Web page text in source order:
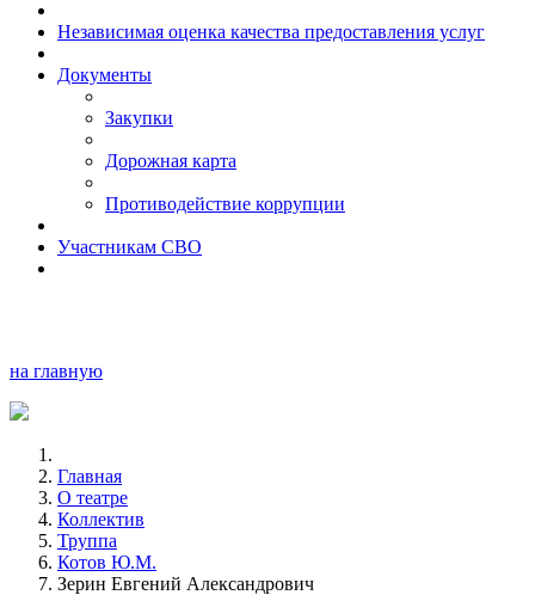
Независимая оценка качества предоставления услуг
Документы
Закупки
Дорожная карта
Противодействие коррупции
Участникам СВО
на главную
Главная
О театре
Коллектив
Труппа
Котов Ю.М.
Зерин Евгений Александрович